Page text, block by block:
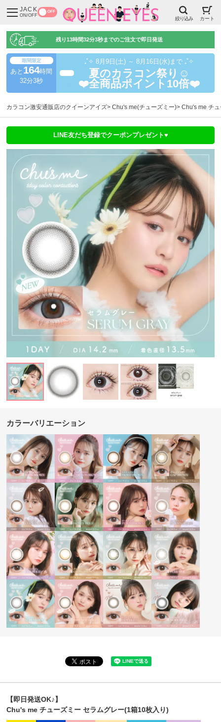
JACK
ON/OFF
OFF
絞り込み カート
残り13時間32分2秒までのご注文で即日発送
期間限定
あと 164時間
32分2秒
₊˚✧ 8月9日(土) ～ 8月16日(水)まで ₊˚✧
夏のカラコン祭り☺️
❤️全商品ポイント10倍❤️
カラコン激安通販店のクイーンアイズ Chu's me(チューズミー) Chu's me チ
LINE友だち登録でクーポンプレゼント♥
カラーバリエーション
【即日発送OK♪】
Chu's me チューズミー セラムグレー(1箱10枚入り)